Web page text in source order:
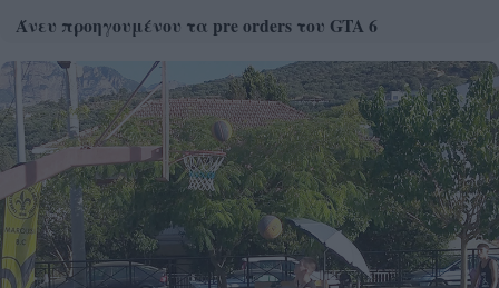
Άνευ προηγουμένου τα pre orders του GTA 6